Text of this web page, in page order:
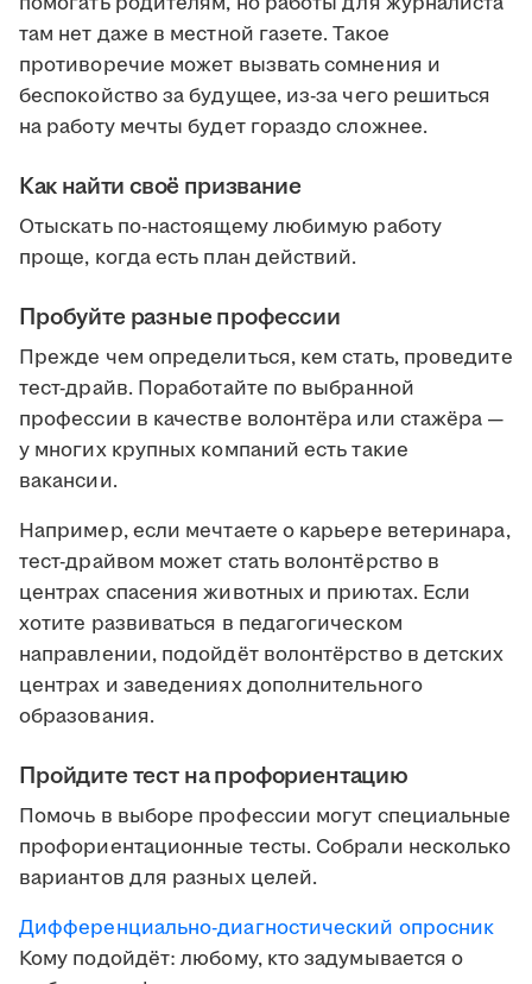
там нет даже в местной газете. Такое
противоречие может вызвать сомнения и
беспокойство за будущее, из-за чего решиться
на работу мечты будет гораздо сложнее.
Как найти своё призвание
Отыскать по-настоящему любимую работу
проще, когда есть план действий.
Пробуйте разные профессии
Прежде чем определиться, кем стать, проведите
тест-драйв. Поработайте по выбранной
профессии в качестве волонтёра или стажёра —
у многих крупных компаний есть такие
вакансии.
Например, если мечтаете о карьере ветеринара,
тест-драйвом может стать волонтёрство в
центрах спасения животных и приютах. Если
хотите развиваться в педагогическом
направлении, подойдёт волонтёрство в детских
центрах и заведениях дополнительного
образования.
Пройдите тест на профориентацию
Помочь в выборе профессии могут специальные
профориентационные тесты. Собрали несколько
вариантов для разных целей.
Дифференциально-диагностический опросник
Кому подойдёт: любому, кто задумывается о